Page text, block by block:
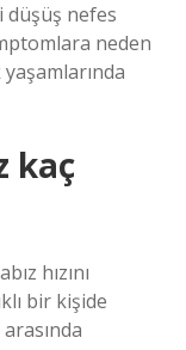
düşüş nefes
neden
kaç
hızını
bir kişide